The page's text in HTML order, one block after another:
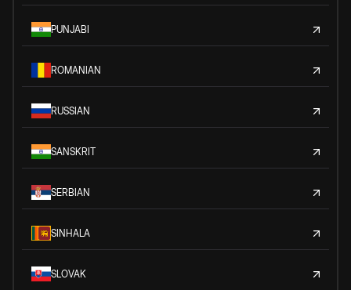
PUNJABI
ROMANIAN
RUSSIAN
SANSKRIT
SERBIAN
SINHALA
SLOVAK